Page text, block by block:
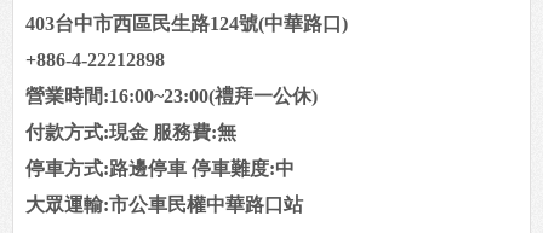
403台中市西區民生路124號(中華路口)
+886-4-22212898
營業時間:16:00~23:00(禮拜一公休)
付款方式:現金 服務費:無
停車方式:路邊停車 停車難度:中
大眾運輸:市公車民權中華路口站